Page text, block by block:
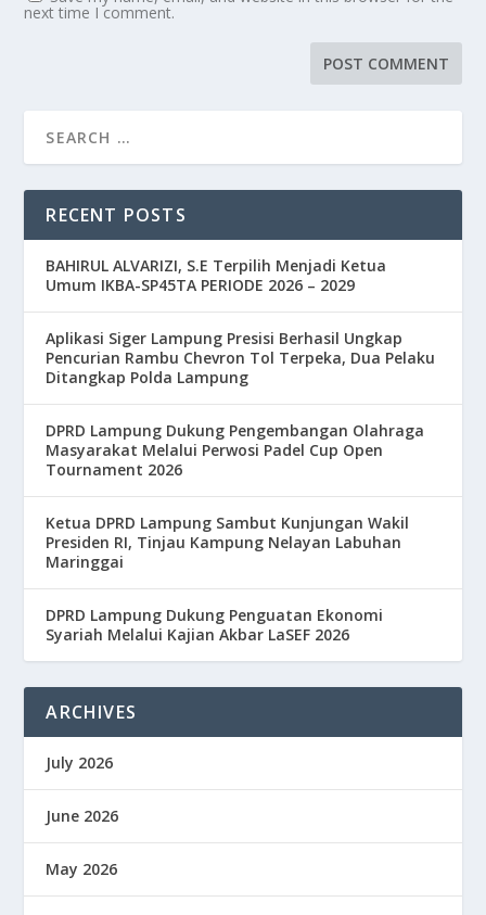
next time I comment.
RECENT POSTS
BAHIRUL ALVARIZI, S.E Terpilih Menjadi Ketua
Umum IKBA-SP45TA PERIODE 2026 – 2029
Aplikasi Siger Lampung Presisi Berhasil Ungkap
Pencurian Rambu Chevron Tol Terpeka, Dua Pelaku
Ditangkap Polda Lampung
DPRD Lampung Dukung Pengembangan Olahraga
Masyarakat Melalui Perwosi Padel Cup Open
Tournament 2026
Ketua DPRD Lampung Sambut Kunjungan Wakil
Presiden RI, Tinjau Kampung Nelayan Labuhan
Maringgai
DPRD Lampung Dukung Penguatan Ekonomi
Syariah Melalui Kajian Akbar LaSEF 2026
ARCHIVES
July 2026
June 2026
May 2026